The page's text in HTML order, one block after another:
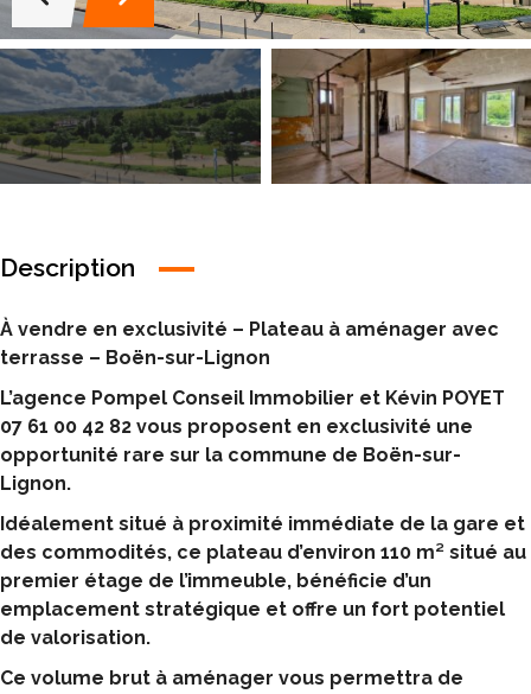
Description
À vendre en exclusivité – Plateau à aménager avec
terrasse – Boën-sur-Lignon
L’agence Pompel Conseil Immobilier et Kévin POYET
07 61 00 42 82 vous proposent en exclusivité une
opportunité rare sur la commune de Boën-sur-
Lignon.
Idéalement situé à proximité immédiate de la gare et
des commodités, ce plateau d’environ 110 m² situé au
premier étage de l’immeuble, bénéficie d’un
emplacement stratégique et offre un fort potentiel
de valorisation.
Ce volume brut à aménager vous permettra de